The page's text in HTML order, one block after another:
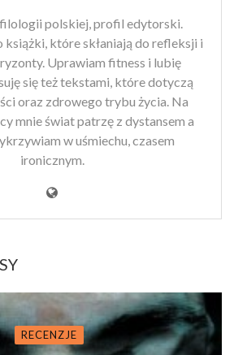
polskiej, profil edytorski.
książki, które skłaniają do refleksji i
Uprawiam fitness i lubię
się też tekstami, które dotyczą
oraz zdrowego trybu życia. Na
mnie świat patrzę z dystansem a
w uśmiechu, czasem
ironicznym.
RECENZJE